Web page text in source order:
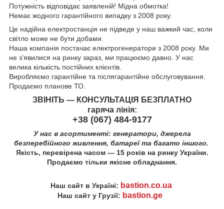
Потужність відповідає заявленій! Мідна обмотка!
Немає жодного гарантійного випадку з 2008 року.
Це надійна електростанція не підведе у наш важкий час, коли
світло може не бути добами.
Наша компанія постачає електрогенератори з 2008 року. Ми
не з'явилися на ринку зараз, ми працюємо давно. У нас
велика кількість постійних клієнтів.
Виробляємо гарантійне та післягарантійне обслуговування.
Продаємо планове ТО.
ЗВІНІТЬ — КОНСУЛЬТАЦІЯ БЕЗПЛАТНО
гаряча лінія:
+38 (067) 484-9177
У нас в асортименті: генератори, джерела
безперебійного живлення, батареї та багато іншого.
Якість, перевірена часом — 15 років на ринку України.
Продаємо тільки якісне обладнання.
Наш сайт в Україні: bastion.co.ua
Наш сайт у Грузії: bastion.ge